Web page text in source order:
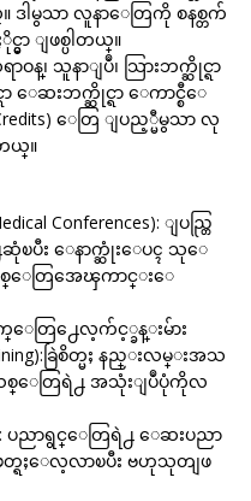
မွသာ လူနာေတြကို စနစ္တက်
ာ ျဖစ္ပါတယ္။
န္၊ သူနာျပဳ၊ သြားဘက္ဆိုင္ရာ
ေဆးဘက္ဆိုင္ရာ ေကာင္စီေ
ေတြ ျပည့္မီမွသာ လု
ယ္။
Conferences): ျပည္တြ
ၿပီး ေနာက္ဆုံးေပၚ သုေ
ေတြအေၾကာင္းေ
တြ႕ေလ့က်င့္ခန္းမ်ား
ခြဲစိတ္မႈ နည္းလမ္းအသ
စ္ေတြရဲ႕ အသုံးျပဳပုံကိုလ
: ပညာရွင္ေတြရဲ႕ ေဆးပညာ
ႈေလ့လာၿပီး ဗဟုသုတျဖ